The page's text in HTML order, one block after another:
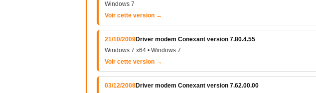
Windows 7
Voir cette version →
21/10/2009Driver modem Conexant version 7.80.4.55
Windows 7 x64 • Windows 7
Voir cette version →
03/12/2008Driver modem Conexant version 7.62.00.00